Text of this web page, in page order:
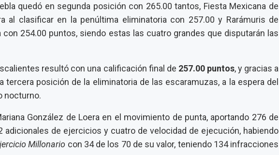
quedó en segunda posición con 265.00 tantos, Fiesta Mexicana de
al clasificar en la penúltima eliminatoria con 257.00 y Rarámuris de
con 254.00 puntos, siendo estas las cuatro grandes que disputarán las
resultó con una calificación final de 257.00 puntos, y gracias a
tercera posición de la eliminatoria de las escaramuzas, a la espera del
nocturno.
González de Loera en el movimiento de punta, aportando 276 de
adicionales de ejercicios y cuatro de velocidad de ejecución, habiendo
Millonario con 34 de los 70 de su valor, teniendo 134 infracciones